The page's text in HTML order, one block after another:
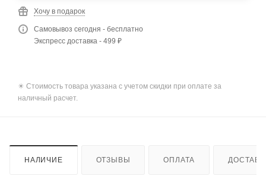
Хочу в подарок
Самовывоз сегодня - бесплатно
Экспресс доставка - 499 ₽
✴️ Стоимость товара указана с учетом скидки при оплате за
наличный расчет.
НАЛИЧИЕ ОТЗЫВЫ ОПЛАТА